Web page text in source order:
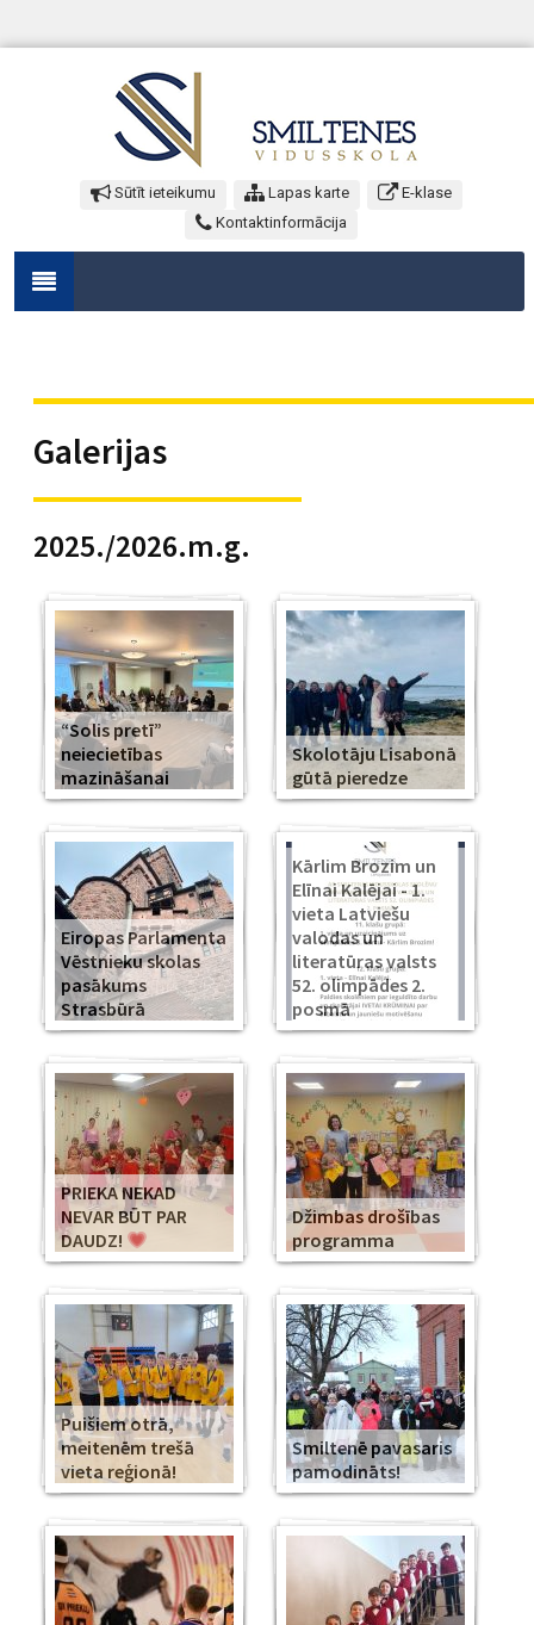
Sūtīt ieteikumu Lapas karte
E-klase
Kontaktinformācija
Galerijas
2025./2026.m.g.
“Solis pretī”
neiecietības
mazināšanai
Skolotāju Lisabonā
gūtā pieredze
Eiropas Parlamenta
Vēstnieku skolas
pasākums
Strasbūrā
Kārlim Brozim un
Elīnai Kalējai - 1.
vieta Latviešu
valodas un
literatūras valsts
52. olimpādes 2.
posmā
PRIEKA NEKAD
NEVAR BŪT PAR
DAUDZ!
Džimbas drošības
programma
Puišiem otrā,
meitenēm trešā
vieta reģionā!
Smiltenē pavasaris
pamodināts!